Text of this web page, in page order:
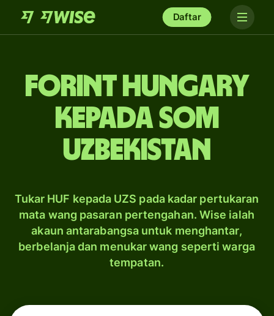
Daftar
forint Hungary
kepada som
Uzbekistan
Tukar HUF kepada UZS pada kadar pertukaran
mata wang pasaran pertengahan. Wise ialah
akaun antarabangsa untuk menghantar,
berbelanja dan menukar wang seperti warga
tempatan.